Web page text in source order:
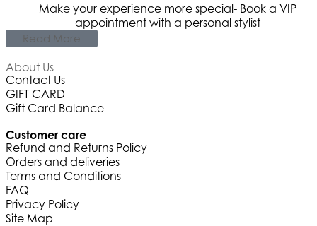
Make your experience more special- Book a VIP
appointment with a personal stylist
Read More
About Us
Contact Us
GIFT CARD
Gift Card Balance
Customer care
Refund and Returns Policy
Orders and deliveries
Terms and Conditions
FAQ
Privacy Policy
Site Map